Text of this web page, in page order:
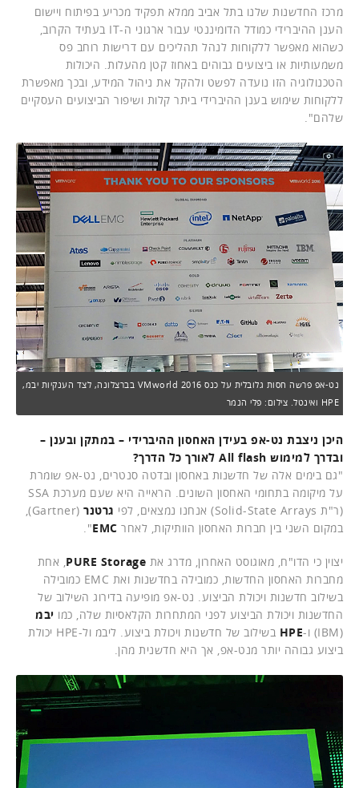
מרכז החדשנות שלנו בתל אביב ממלא תפקיד מכריע בפיתוח ויישום
הענן ההיברידי כמודל הדומיננטי עבור ארגוני ה-IT בעתיד הקרוב,
כשהוא מאפשר ללקוחות לנהל תהליכים עם דרישות רוחב פס
משמעותיות או ביצועים גבוהים באחוז קטן מהעלות. היכולות
הטכנולוגיה הזו נועדה לפשט ולהקל את ניהול המידע, ובכך מאפשרת
ללקוחות שימוש בענן ההיברידי ביתר קלות ושיפור הביצועים העסקיים
שלהם".
נט-אפ פרשה חסות גלובלית על כנס VMworld 2016 בברצלונה, לצד הענקיות יבמ,
HPE ואינטל. צילום: פלי הנמר
היכן ניצבת נט-אפ בעידן האחסון ההיברידי – במתקן ובענן –
ובדרך למימוש All flash לאורך כל הדרך?
"גם בימים אלה של חדשנות באחסון ובדטה סנטרים, נט-אפ שומרת
על מיקומה בתחומי האחסון השונים. הראייה היא שעם מערכת SSA
(ר"ת Solid-State Arrays) אנחנו נמצאים, לפי
גרטנר
(Gartner),
במקום השני בין חברות האחסון הוותיקות, לאחר EMC
".
יצוין כי הדו"ח, מאוגוסט האחרון, מדרג את PURE Storage , אחת
מחברות האחסון החדשות, כמובילה בחדשנות ואת EMC כמובילה
בשילוב חדשנות ויכולת הביצוע. נט-אפ מופיעה בדירוג השילוב של
החדשנות ויכולת הביצוע לפני המתחרות הקלאסיות שלה, כמו יבמ
(IBM) ו-
HPE
בשילוב של חדשנות ויכולת ביצוע. ליבמ ול-HPE יכולת
ביצוע גבוהה יותר מנט-אפ, אך היא חדשנית מהן.